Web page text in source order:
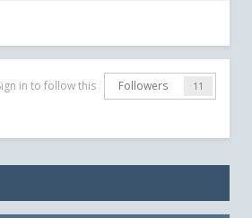
in to follow this Followers 11